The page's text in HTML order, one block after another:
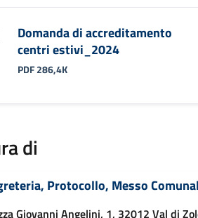
Domanda di accreditamento
centri estivi_2024
PDF 286,4K
di
Protocollo, Messo
Giovanni Angelini, 1, 32012 Val di